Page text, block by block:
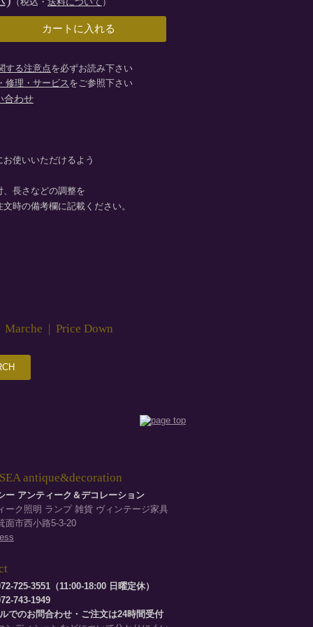
する注意点を必ずお読み下さい
修理・サービスをご参照下さい
合わせ
使いいただけるよう
長さなどの調整を
時の備考欄に記載ください。
Marche Price Down
antique&decoration
ー アンティーク＆デコレーション
ーク照明 ランプ 雑貨 ヴィンテージ家具
面市西小路5-3-20
725-3551（11:00-18:00 日曜定休）
743-1949
でのお問合わせ・ご注文は24時間受付